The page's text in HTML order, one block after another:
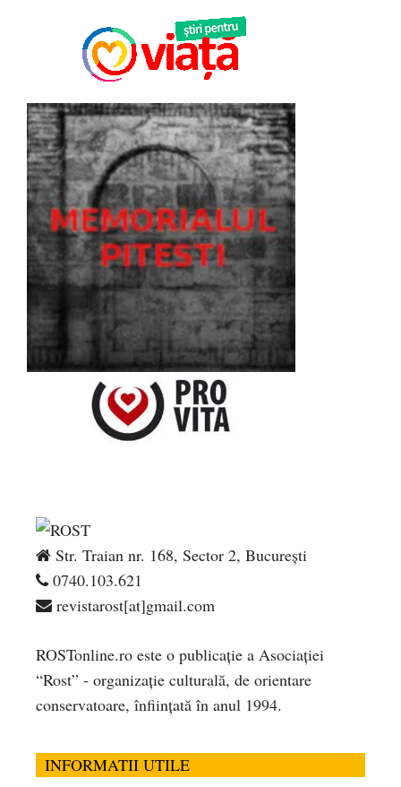
Str. Traian nr. 168, Sector 2, București
0740.103.621
revistarost[at]gmail.com
ROSTonline.ro este o publicaţie a Asociaţiei
“Rost” - organizaţie culturală, de orientare
conservatoare, înfiinţată în anul 1994.
INFORMATII UTILE